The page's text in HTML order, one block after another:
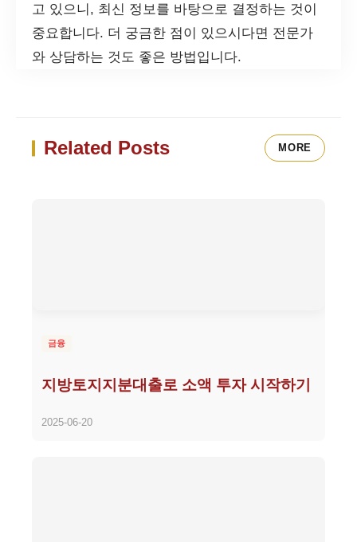
고 있으니, 최신 정보를 바탕으로 결정하는 것이
중요합니다. 더 궁금한 점이 있으시다면 전문가
와 상담하는 것도 좋은 방법입니다.
Related Posts MORE
금융
지방토지지분대출로 소액 투자 시작하기
2025-06-20